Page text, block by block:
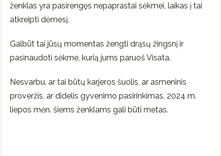
ženklas yra pasirengęs nepaprastai sėkmei, laikas į tai
atkreipti dėmesį.
Galbūt tai jūsų momentas žengti drąsų žingsnį ir
pasinaudoti sėkme, kurią jums paruoš Visata.
Nesvarbu, ar tai būtų karjeros šuolis, ar asmeninis
proveržis, ar didelis gyvenimo pasirinkimas, 2024 m.
liepos mėn. šiems ženklams gali būti metas.